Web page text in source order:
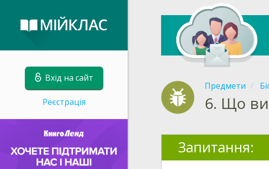
Вхід на сайт
Реєстрація
Предмети
6. Що
Запитання: